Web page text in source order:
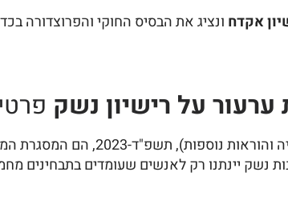
אקדח ונציג את הבסיס החוקי והפרוצדורה
על רישיון נשק
חוק כלי היריה, תש"ט-1949, ותקנות כלי הירייה (תנאי סף
נשק יינתנו רק לאנשים שעומדים בתבחינים